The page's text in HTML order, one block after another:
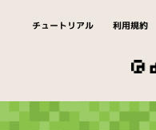
チュートリアル 利用規約